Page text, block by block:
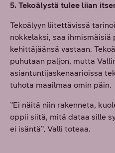
5. Tekoälystä tulee liian
Tekoälyyn liitettävissä
nokkelaksi, saa
kehittäjäänsä vastaan.
puhutaan paljon, mutta
asiantuntijaskenaarioissa
tuhota maailmaa omin päin.
”Ei näitä niin rakenneta,
oppii siitä, mitä dataa sille
ei isäntä”, Valli toteaa.